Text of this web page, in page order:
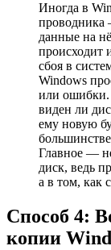
Иногдa в
проводника
данные на
происходит
сбоя в
Windows
или ошибки.
виден ли
ему новую
Главное —
диск, ведь
а в том, как
Способ 4:
копии